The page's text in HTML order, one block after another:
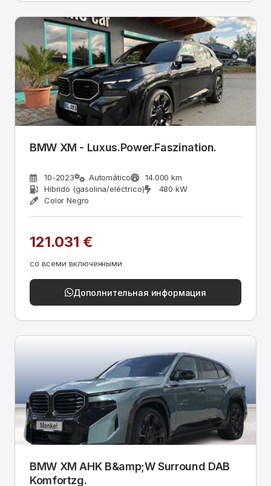
BMW XM - Luxus.Power.Faszination.
10-2023 Automático
14.000 km
Híbrido (gasolina/eléctrico)
480 kW
Color Negro
121.031 €
со всеми включенными
Дополнительная информация
BMW XM AHK B&amp;W Surround DAB
Komfortzg.